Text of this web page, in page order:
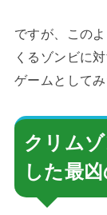
ですが、この
くるゾンビに
ゲームとして
クリム
した最